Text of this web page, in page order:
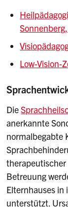
Low-Vision-
Die
anerkannte
normalbegabte
therapeutischer
Betreuung
Elternhauses
unterstützt.